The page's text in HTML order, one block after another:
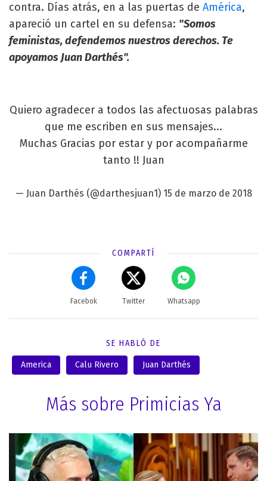
contra. Días atrás, en a las puertas de América,
apareció un cartel en su defensa: "Somos
feministas, defendemos nuestros derechos. Te
apoyamos Juan Darthés".
Quiero agradecer a todos las afectuosas palabras
que me escriben en sus mensajes...
Muchas Gracias por estar y por acompañarme
tanto !! Juan
— Juan Darthés (@darthesjuan1) 15 de marzo de 2018
COMPARTÍ
Facebok Twitter Whatsapp
SE HABLÓ DE
America Calu Rivero Juan Darthés
Más sobre Primicias Ya